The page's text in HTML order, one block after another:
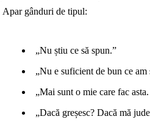
Apar gânduri de tipul:
„Nu știu ce să spun.”
„Nu e suficient de bun ce am
„Mai sunt o mie care fac
„Dacă greșesc? Dacă mă